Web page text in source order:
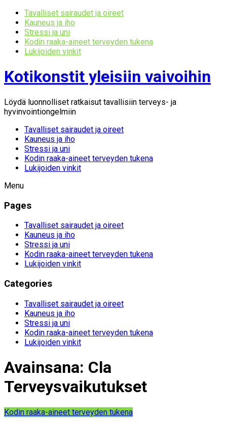
Tavalliset sairaudet ja oireet
Kauneus ja iho
Stressi ja uni
Kodin raaka-aineet terveyden tukena
Lukijoiden vinkit
Kotikonstit yleisiin vaivoihin
Löydä luonnolliset ratkaisut tavallisiin terveys- ja
hyvinvointiongelmiin
Tavalliset sairaudet ja oireet
Kauneus ja iho
Stressi ja uni
Kodin raaka-aineet terveyden tukena
Lukijoiden vinkit
Menu
Pages
Tavalliset sairaudet ja oireet
Kauneus ja iho
Stressi ja uni
Kodin raaka-aineet terveyden tukena
Lukijoiden vinkit
Categories
Tavalliset sairaudet ja oireet
Kauneus ja iho
Stressi ja uni
Kodin raaka-aineet terveyden tukena
Lukijoiden vinkit
Avainsana: Cla
Terveysvaikutukset
Kodin raaka-aineet terveyden tukena